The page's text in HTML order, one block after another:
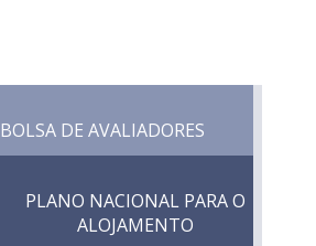
BOLSA DE AVALIADORES
PLANO NACIONAL PARA O
ALOJAMENTO